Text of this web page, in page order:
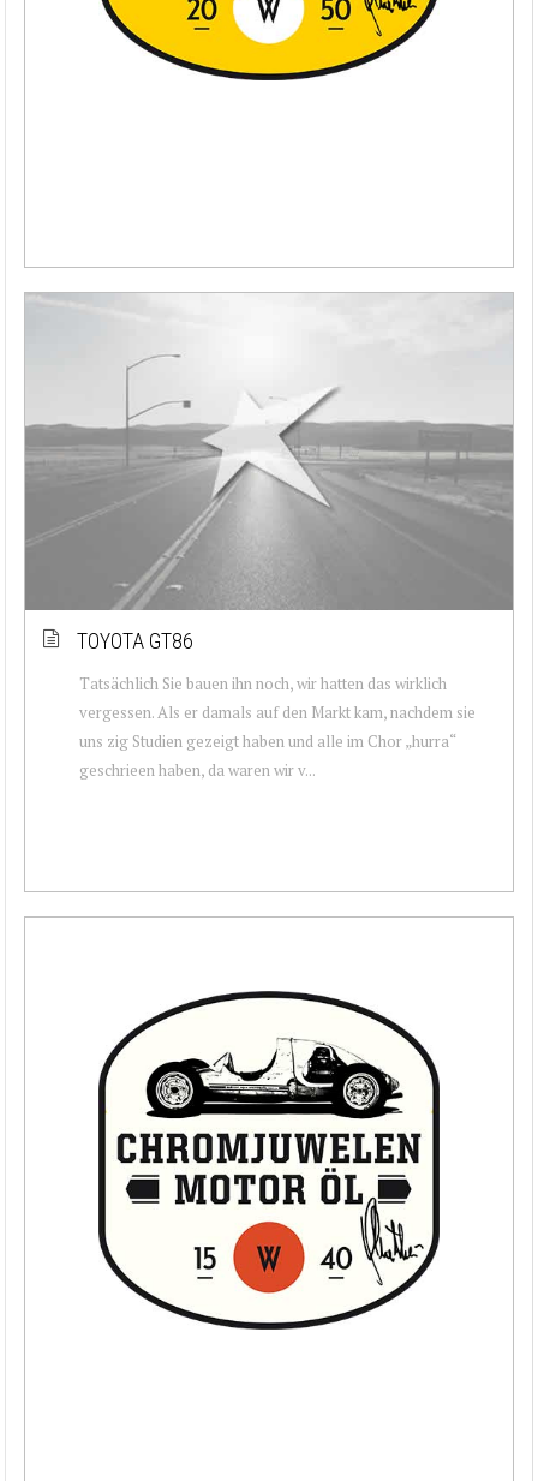
TOYOTA GT86
Tatsächlich Sie bauen ihn noch, wir hatten das wirklich
vergessen. Als er damals auf den Markt kam, nachdem sie
uns zig Studien gezeigt haben und alle im Chor „hurra“
geschrieen haben, da waren wir v...